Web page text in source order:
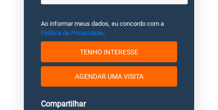
Ao informar meus dados, eu concordo com a
Política de Privacidade.
TENHO INTERESSE
AGENDAR UMA VISITA
Compartilhar